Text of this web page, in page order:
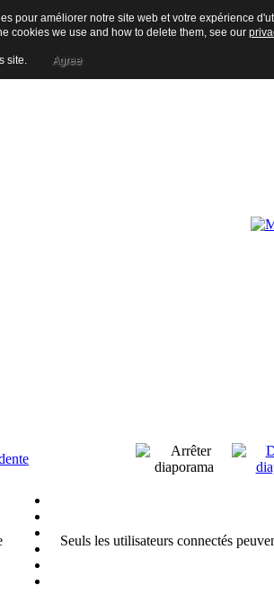
Seuls les utilisateurs connectés
pour améliorer notre site web et votre expérience
cookies we use and how to delete them, see our
site. Agree